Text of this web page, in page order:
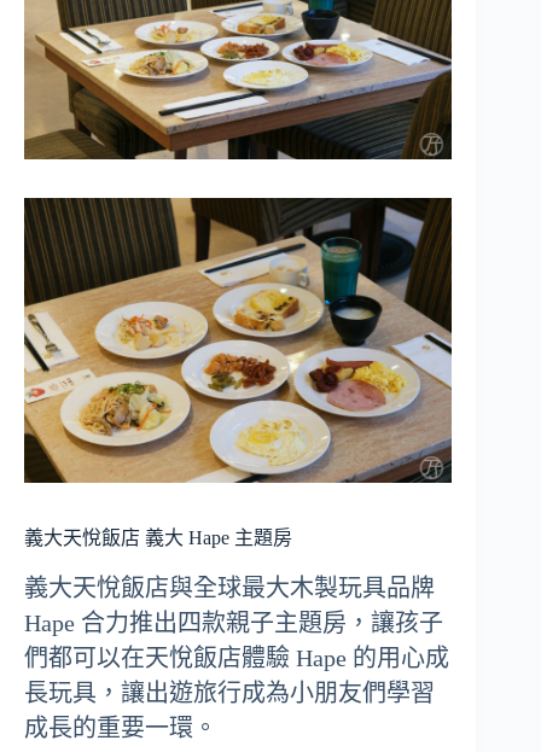
義大天悅飯店 義大 Hape 主題房
義大天悅飯店與全球最大木製玩具品牌
Hape 合力推出四款親子主題房，讓孩子
們都可以在天悅飯店體驗 Hape 的用心成
長玩具，讓出遊旅行成為小朋友們學習
成長的重要一環。